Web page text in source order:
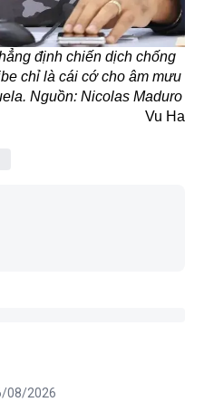
định chiến dịch chống
chỉ là cái cớ cho âm mưu
Nguồn: Nicolas Maduro
Vu Ha
08/2026